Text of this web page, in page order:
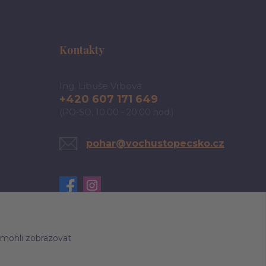
Kontakty
+420 607 171 649
pohar@vochustopecsko.cz
zobrazovat